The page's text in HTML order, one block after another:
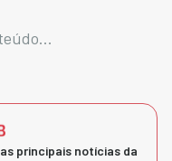
principais notícias da